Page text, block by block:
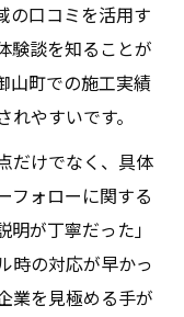
の口コミを活用す
験談を知ることが
山町での施工実績
やすいです。
だけでなく、具体
フォローに関する
が丁寧だった」
時の対応が早かっ
業を見極める手が